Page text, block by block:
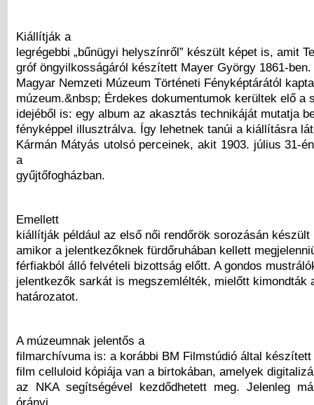
Kiállítják a
legrégebbi „bűnügyi helyszínről” készült képet is, amit
gróf öngyilkosságáról készített Mayer György 1861-ben.
Magyar Nemzeti Múzeum Történeti Fényképtárától
múzeum.&nbsp; Érdekes dokumentumok kerültek elő a
idejéből is: egy album az akasztás technikáját mutatja
fényképpel illusztrálva. Így lehetnek tanúi a kiállításra
Kármán Mátyás utolsó perceinek, akit 1903. július 31-
a
gyűjtőfogházban.
Emellett
kiállítják például az első női rendőrök sorozásán készült
amikor a jelentkezőknek fürdőruhában kellett
férfiakból álló felvételi bizottság előtt. A gondos
jelentkezők sarkát is megszemlélték, mielőtt kimondták
határozatot.
A múzeumnak jelentős a
filmarchívuma is: a korábbi BM Filmstúdió által
film celluloid kópiája van a birtokában, amelyek
az NKA segítségével kezdődhetett meg. Jelenleg